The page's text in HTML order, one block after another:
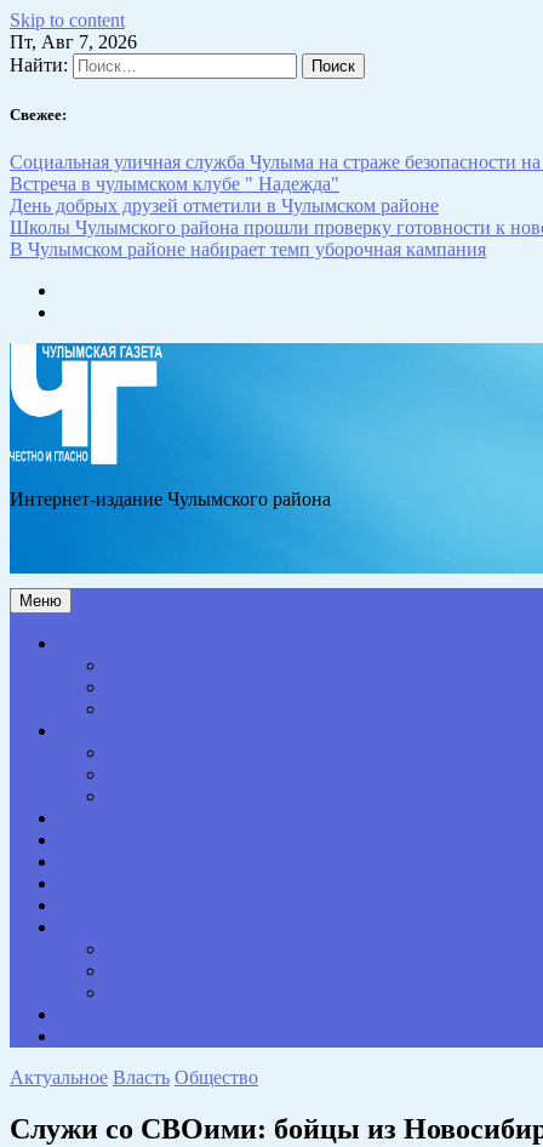
Skip to content
Пт, Авг 7, 2026
Найти:
Свежее:
Социальная уличная служба Чулыма на страже безопасности на
Встреча в чулымском клубе " Надежда"
День добрых друзей отметили в Чулымском районе
Школы Чулымского района прошли проверку готовности к
В Чулымском районе набирает темп уборочная кампания
Интернет-издание Чулымского района
Меню
Актуальное Власть Общество
Служи со СВОими: бойцы из